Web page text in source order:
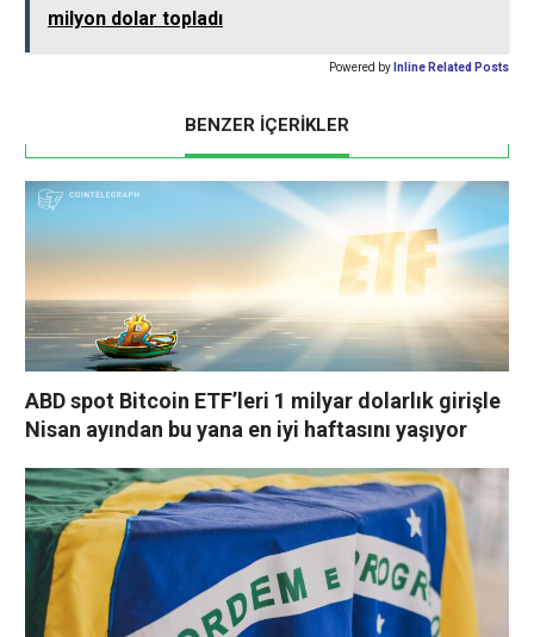
milyon dolar topladı
Powered by Inline Related Posts
BENZER İÇERİKLER
ABD spot Bitcoin ETF’leri 1 milyar dolarlık girişle
Nisan ayından bu yana en iyi haftasını yaşıyor